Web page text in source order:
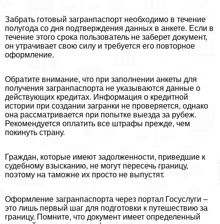
Забрать готовый загранпаспорт необходимо в течение
полугода со дня подтверждения данных в анкете. Если в
течение этого срока пользователь не заберет документ,
он утрачивает свою силу и требуется его повторное
оформление.
Обратите внимание, что при заполнении анкеты для
получения загранпаспорта не указываются данные о
действующих кредитах. Информация о кредитной
истории при создании загранки не проверяется, однако
она рассматривается при попытке выезда за рубеж.
Рекомендуется оплатить все штрафы прежде, чем
покинуть страну.
Граждан, которые имеют задолженности, приведшие к
судебному взысканию, не могут пересечь границу,
поэтому на таможне их просто не выпустят.
Оформление загранпаспорта через портал Госуслуги –
это лишь первый шаг для подготовки к путешествию за
границу. Помните, что документ имеет определенный